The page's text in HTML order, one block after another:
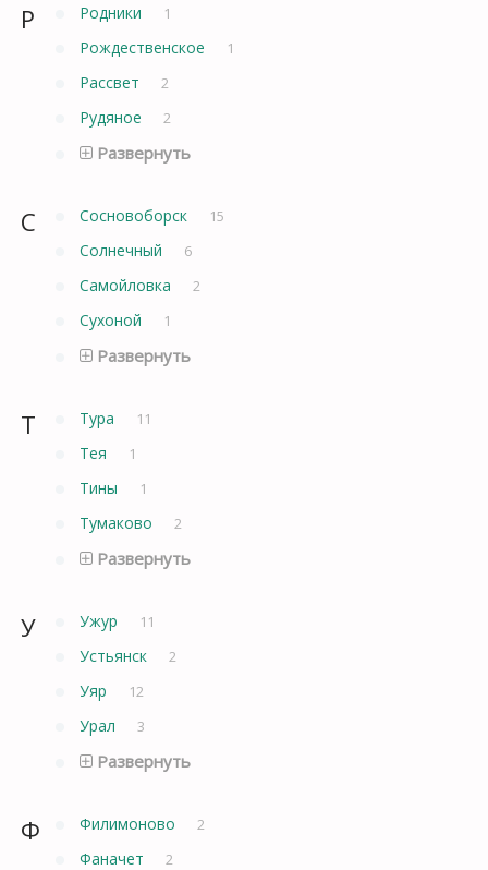
Р Родники 1
Рождественское 1
Рассвет 2
Рудяное 2
Развернуть
С Сосновоборск 15
Солнечный 6
Самойловка 2
Сухоной 1
Развернуть
Т Тура 11
Тея 1
Тины 1
Тумаково 2
Развернуть
У Ужур 11
Устьянск 2
Уяр 12
Урал 3
Развернуть
Ф Филимоново 2
Фаначет 2